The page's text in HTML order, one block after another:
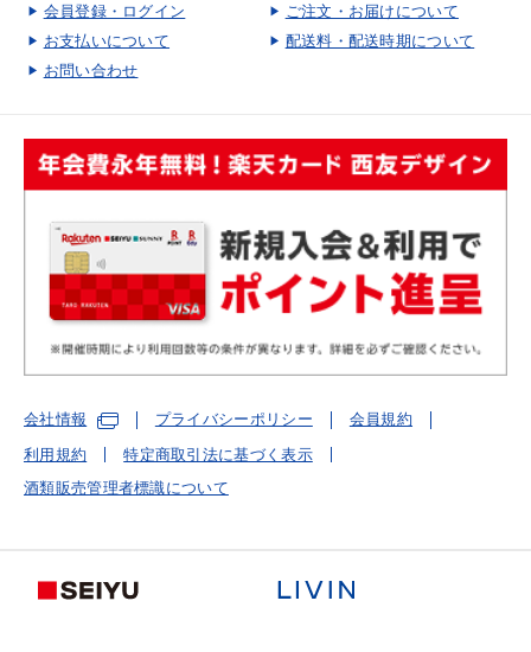
会員登録・ログイン
ご注文・お届けについて
お支払いについて
配送料・配送時期について
お問い合わせ
会社情報 プライバシーポリシー
会員規約
利用規約
特定商取引法に基づく表示
酒類販売管理者標識について